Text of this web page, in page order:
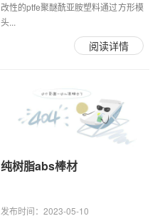
改性的ptfe聚醚酰亚胺塑料通过方形模
头...
阅读详情
纯树脂abs棒材
发布时间：2023-05-10